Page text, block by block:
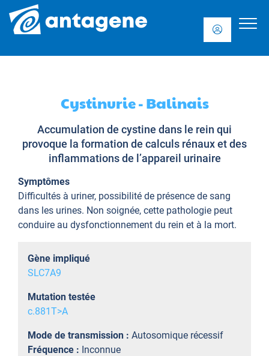
Cystinurie - Balinais
Accumulation de cystine dans le rein qui
provoque la formation de calculs rénaux et des
inflammations de l’appareil urinaire
Symptômes
Difficultés à uriner, possibilité de présence de sang
dans les urines. Non soignée, cette pathologie peut
conduire au dysfonctionnement du rein et à la mort.
Gène impliqué
SLC7A9
Mutation testée
c.881T>A
Mode de transmission : Autosomique récessif
Fréquence : Inconnue